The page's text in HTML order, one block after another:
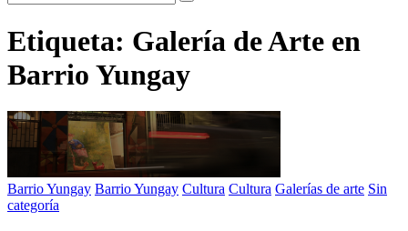
Etiqueta: Galería de Arte en
Barrio Yungay
Barrio Yungay Barrio Yungay Cultura Cultura Galerías de arte Sin
categoría